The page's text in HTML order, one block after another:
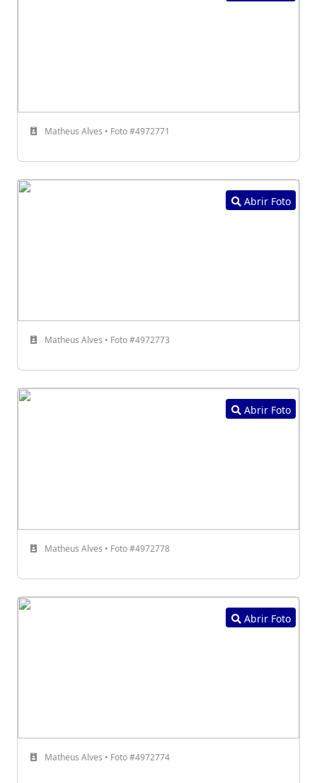
Matheus Alves • Foto #4972771
Abrir Foto
Matheus Alves • Foto #4972773
Abrir Foto
Matheus Alves • Foto #4972778
Abrir Foto
Matheus Alves • Foto #4972774